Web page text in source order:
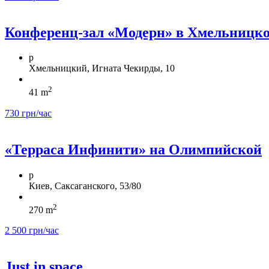
Конференц-зал «Модерн» в
p
Хмельницкий, Игната Чекирды, 10
41 m2
730 грн/час
«Терраса Инфинити» на Олимпийской
p
Киев, Саксаганского, 53/80
270 m2
2 500 грн/час